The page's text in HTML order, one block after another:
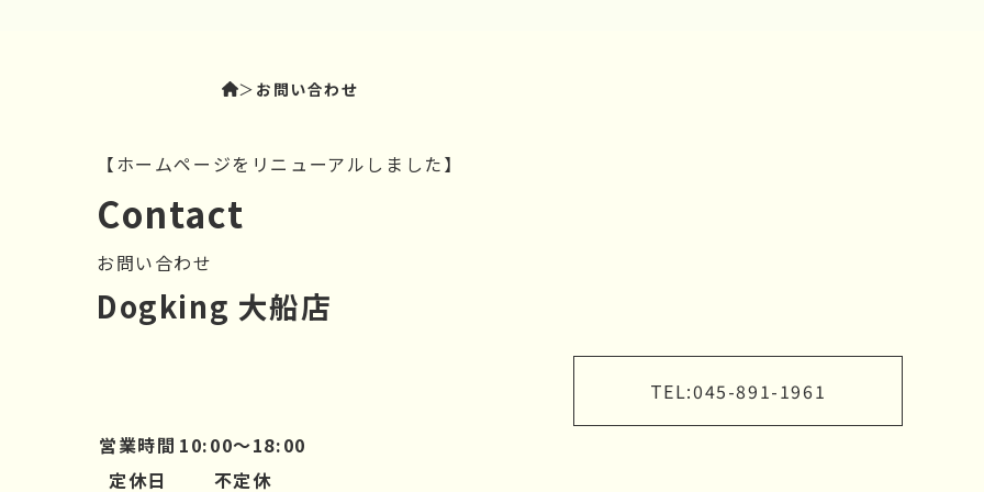
＞ お問い合わせ
【ホームページをリニューアルしました】
Contact
お問い合わせ
Dogking 大船店
TEL:045-891-1961
営業時間 10:00～18:00
定休日
不定休